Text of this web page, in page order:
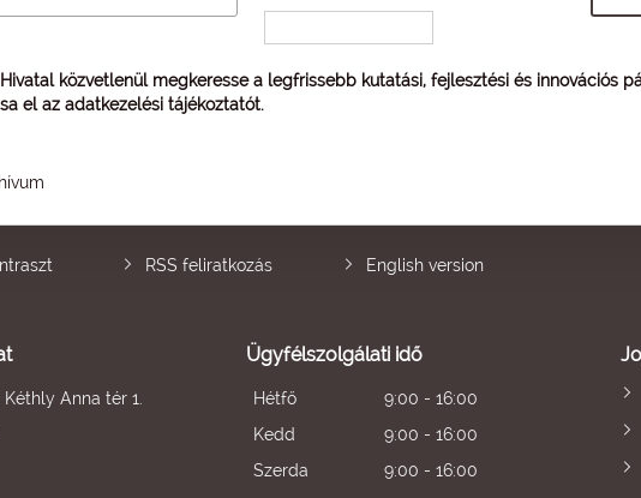
közvetlenül megkeresse a legfrissebb kutatási, fejlesztési és innovációs
el az adatkezelési tájékoztatót.
RSS feliratkozás English version
Anna tér 1.
Ügyfélszolgálati idő
Hétfő
9:00 - 16:00
Kedd
9:00 - 16:00
Szerda
9:00 - 16:00